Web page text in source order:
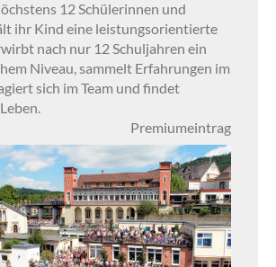
12 Schülerinnen und
ihr Kind eine leistungsorientierte
nach nur 12 Schuljahren ein
Niveau, sammelt Erfahrungen im
sich im Team und findet
Premiumeintrag